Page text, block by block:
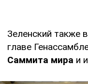
Зеленский также
главе
Саммита мира и